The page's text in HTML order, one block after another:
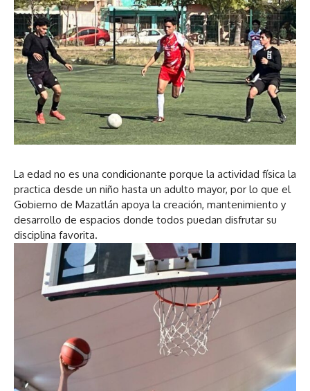
La edad no es una condicionante porque la actividad física la
practica desde un niño hasta un adulto mayor, por lo que el
Gobierno de Mazatlán apoya la creación, mantenimiento y
desarrollo de espacios donde todos puedan disfrutar su
disciplina favorita.